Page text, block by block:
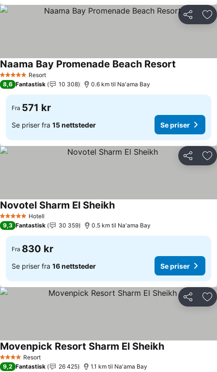
Del
5 Stjerner Resort
Naama Bay Promenade Beach Resort
8,6 Fantastisk 10 308 0.6 km til Na'ama Bay
Fra 571 kr
Se priser fra 15 nettsteder Se priser
Del
5 Stjerner Hotell
Novotel Sharm El Sheikh
9,3 Fantastisk 30 359 0.5 km til Na'ama Bay
Fra 830 kr
Se priser fra 16 nettsteder Se priser
Del
4 StjernerResort
Movenpick Resort Sharm El Sheikh
9,2 Fantastisk 26 425 1.1 km til Na'ama Bay